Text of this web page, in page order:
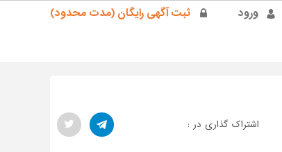
ورود ثبت آگهی رایگان (مدت محدود)
اشتراک گذاری در :